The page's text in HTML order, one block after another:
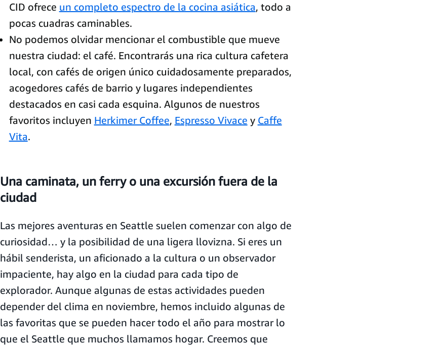
CID ofrece un completo espectro de la cocina asiática, todo a
pocas cuadras caminables.
No podemos olvidar mencionar el combustible que mueve
nuestra ciudad: el café. Encontrarás una rica cultura cafetera
local, con cafés de origen único cuidadosamente preparados,
acogedores cafés de barrio y lugares independientes
destacados en casi cada esquina. Algunos de nuestros
favoritos incluyen Herkimer Coffee, Espresso Vivace y Caffe
Vita.
Una caminata, un ferry o una excursión fuera de la
ciudad
Las mejores aventuras en Seattle suelen comenzar con algo de
curiosidad… y la posibilidad de una ligera llovizna. Si eres un
hábil senderista, un aficionado a la cultura o un observador
impaciente, hay algo en la ciudad para cada tipo de
explorador. Aunque algunas de estas actividades pueden
depender del clima en noviembre, hemos incluido algunas de
las favoritas que se pueden hacer todo el año para mostrar lo
que el Seattle que muchos llamamos hogar. Creemos que